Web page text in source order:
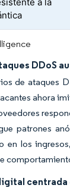
DDoS
de ataques
ahora
patrones
en los
centrada